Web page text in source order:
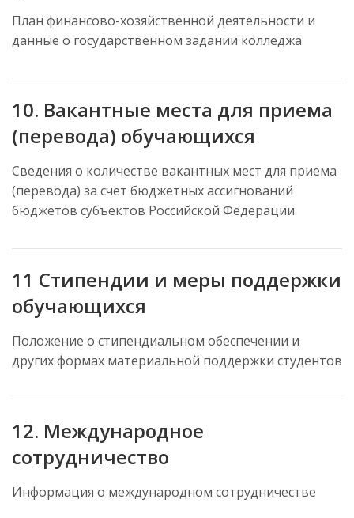
План финансово-хозяйственной деятельности и
данные о государственном задании колледжа
10. Вакантные места для приема
(перевода) обучающихся
Сведения о количестве вакантных мест для приема
(перевода) за счет бюджетных ассигнований
бюджетов субъектов Российской Федерации
11 Стипендии и меры поддержки
обучающихся
Положение о стипендиальном обеспечении и
других формах материальной поддержки студентов
12. Международное
сотрудничество
Информация о международном сотрудничестве